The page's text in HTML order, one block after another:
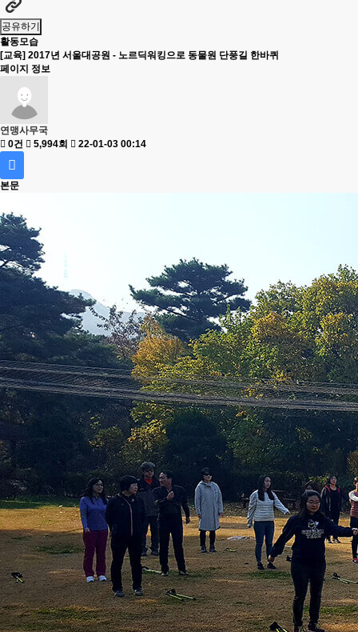
공유하기
활동모습
[교육] 2017년 서울대공원 - 노르딕워킹으로 동물원 단풍길 한바퀴
페이지 정보
연맹사무국
0건
5,994회 22-01-03 00:14
본문